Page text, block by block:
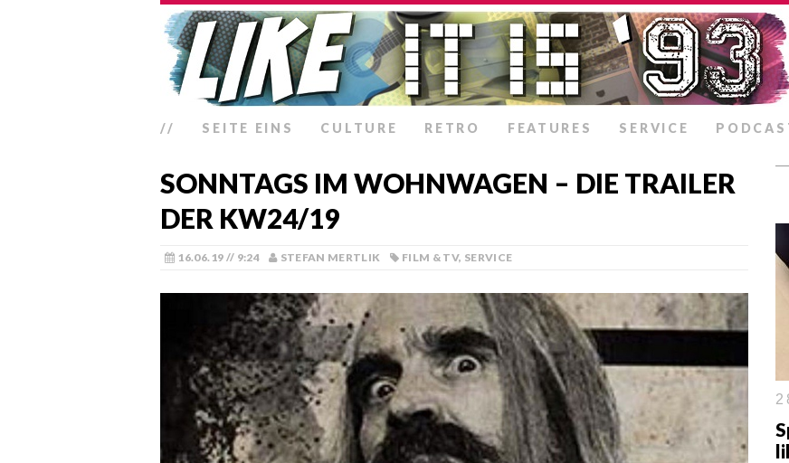
// SEITE EINS CULTURE RETRO FEATURES SERVICE
SONNTAGS IM WOHNWAGEN – DIE TRAILER
DER KW24/19
16.06.19 // 9:24 STEFAN MERTLIK FILM & TV, SERVICE